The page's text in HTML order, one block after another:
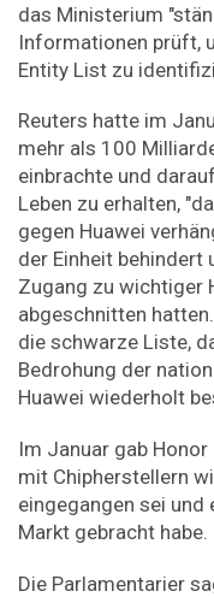
das Ministerium
Informationen prüft,
Entity List zu
Reuters hatte im
mehr als 100
einbrachte und
Leben zu erhalten,
gegen Huawei
der Einheit behindert
Zugang zu wichtiger
abgeschnitten
die schwarze Liste,
Bedrohung der
Huawei wiederholt
Im Januar gab
mit Chipherstellern
eingegangen sei und
Markt gebracht habe.
Die Parlamentarier